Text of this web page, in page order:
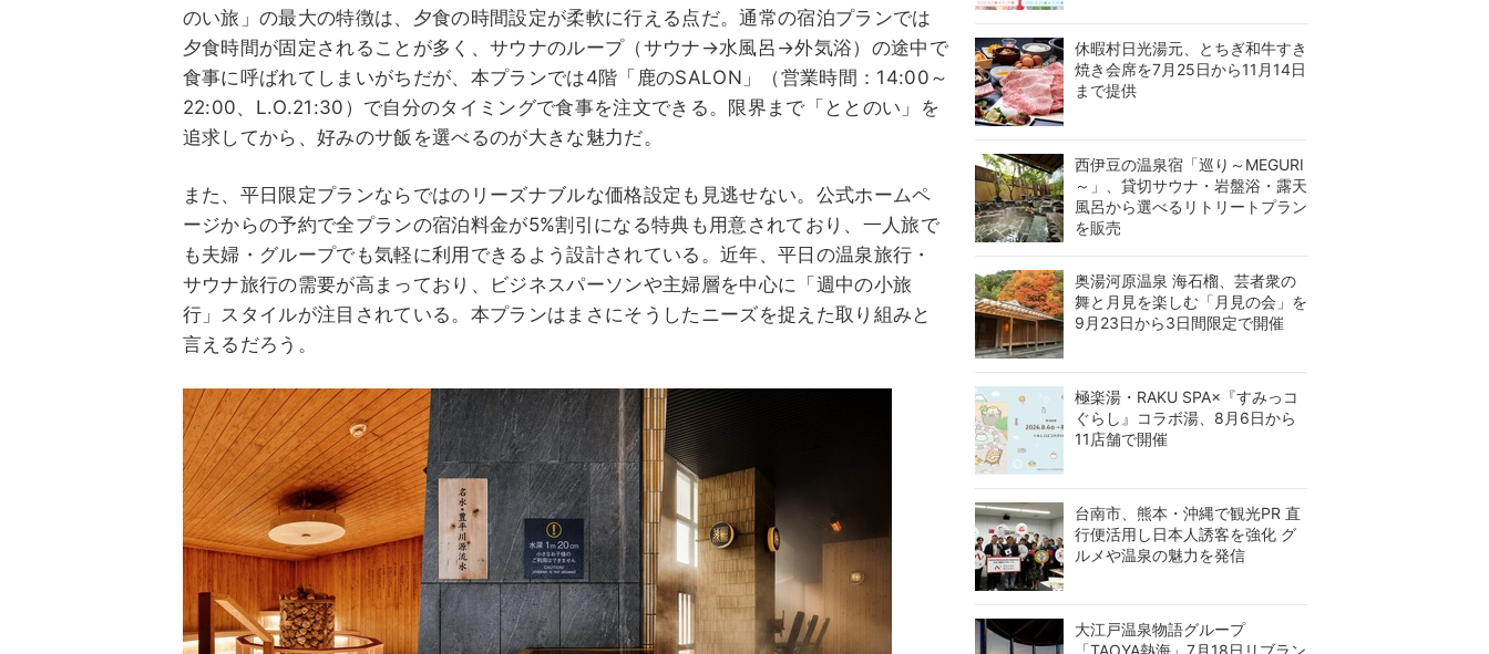
のい旅」の最大の特徴は、夕食の時間設定が柔軟に行える点だ。通常の宿泊プランでは
夕食時間が固定されることが多く、サウナのループ（サウナ→水風呂→外気浴）の途中で
食事に呼ばれてしまいがちだが、本プランでは4階「鹿のSALON」（営業時間：14:00～
22:00、L.O.21:30）で自分のタイミングで食事を注文できる。限界まで「ととのい」を
追求してから、好みのサ飯を選べるのが大きな魅力だ。
また、平日限定プランならではのリーズナブルな価格設定も見逃せない。公式ホームペ
ージからの予約で全プランの宿泊料金が5%割引になる特典も用意されており、一人旅で
も夫婦・グループでも気軽に利用できるよう設計されている。近年、平日の温泉旅行・
サウナ旅行の需要が高まっており、ビジネスパーソンや主婦層を中心に「週中の小旅
行」スタイルが注目されている。本プランはまさにそうしたニーズを捉えた取り組みと
言えるだろう。
休暇村日光湯元、とちぎ和牛すき
焼き会席を7月25日から11月14日
まで提供
西伊豆の温泉宿「巡り～MEGURI
～」、貸切サウナ・岩盤浴・露天
風呂から選べるリトリートプラン
を販売
奥湯河原温泉 海石榴、芸者衆の
舞と月見を楽しむ「月見の会」を
9月23日から3日間限定で開催
極楽湯・RAKU SPA×『すみっコ
ぐらし』コラボ湯、8月6日から
11店舗で開催
台南市、熊本・沖縄で観光PR 直
行便活用し日本人誘客を強化 グ
ルメや温泉の魅力を発信
大江戸温泉物語グループ
「TAOYA熱海」7月18日リブラン